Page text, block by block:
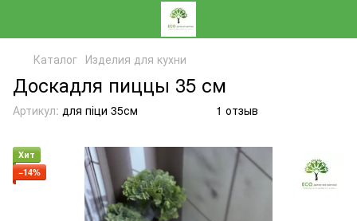
Каталог Изделия для кухни
Доскадля пиццы 35 см
Артикул: для піци 35см 1 отзыв
Хит
−14%